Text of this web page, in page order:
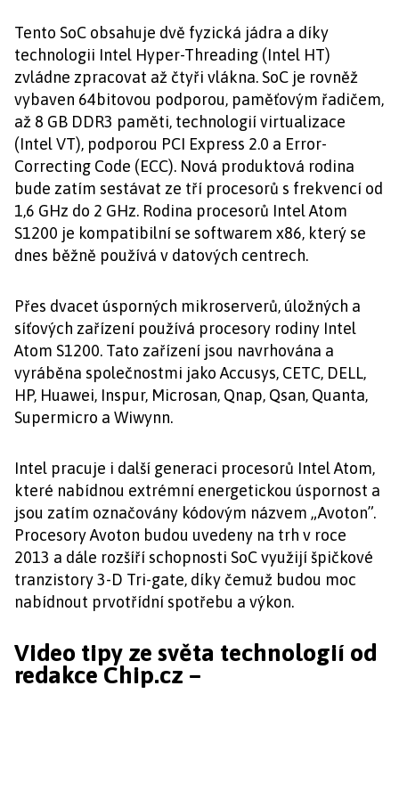
Tento SoC obsahuje dvě fyzická jádra a díky
technologii Intel Hyper-Threading (Intel HT)
zvládne zpracovat až čtyři vlákna. SoC je rovněž
vybaven 64bitovou podporou, paměťovým řadičem,
až 8 GB DDR3 paměti, technologií virtualizace
(Intel VT), podporou PCI Express 2.0 a Error-
Correcting Code (ECC). Nová produktová rodina
bude zatím sestávat ze tří procesorů s frekvencí od
1,6 GHz do 2 GHz. Rodina procesorů Intel Atom
S1200 je kompatibilní se softwarem x86, který se
dnes běžně používá v datových centrech.
Přes dvacet úsporných mikroserverů, úložných a
síťových zařízení používá procesory rodiny Intel
Atom S1200. Tato zařízení jsou navrhována a
vyráběna společnostmi jako Accusys, CETC, DELL,
HP, Huawei, Inspur, Microsan, Qnap, Qsan, Quanta,
Supermicro a Wiwynn.
Intel pracuje i další generaci procesorů Intel Atom,
které nabídnou extrémní energetickou úspornost a
jsou zatím označovány kódovým názvem „Avoton”.
Procesory Avoton budou uvedeny na trh v roce
2013 a dále rozšíří schopnosti SoC využijí špičkové
tranzistory 3-D Tri-gate, díky čemuž budou moc
nabídnout prvotřídní spotřebu a výkon.
Video tipy ze světa technologií od
redakce Chip.cz –